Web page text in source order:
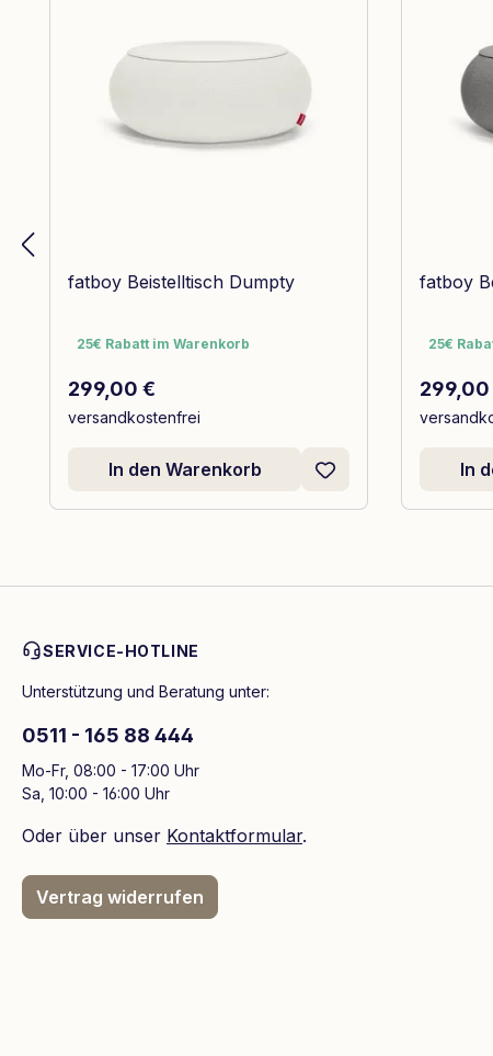
fatboy Beistelltisch Dumpty
25€ Rabatt im Warenkorb
25€ Rabatt im Warenkorb
Regulärer Preis:
299,00 €
versandkostenfrei
In den Warenkorb
fatboy
25€
25€
299,00
In
SERVICE-HOTLINE
Unterstützung und Beratung unter:
0511 - 165 88 444
Mo-Fr, 08:00 - 17:00 Uhr
Sa, 10:00 - 16:00 Uhr
Oder über unser Kontaktformular.
Vertrag widerrufen